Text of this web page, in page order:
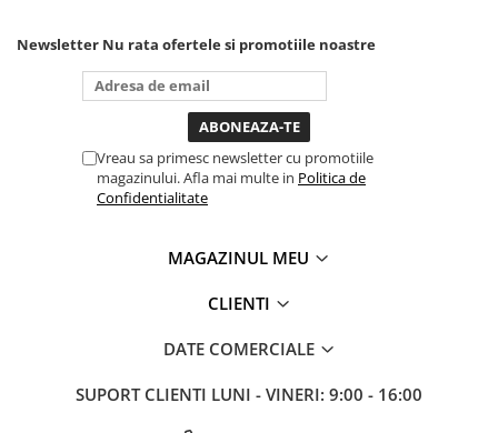
Peugeot
Accesorii Pneumatice
nevoie lumina puternica si
destul de mult dar daca o
bagi la priza nu mai ai
treaba toata ziua ,ce...
Newsletter Nu rata ofertele si promotiile noastre
Vreau sa primesc newsletter cu promotiile
magazinului. Afla mai multe in Politica de
Confidentialitate
MAGAZINUL MEU
CLIENTI
DATE COMERCIALE
SUPORT CLIENTI LUNI - VINERI: 9:00 - 16:00